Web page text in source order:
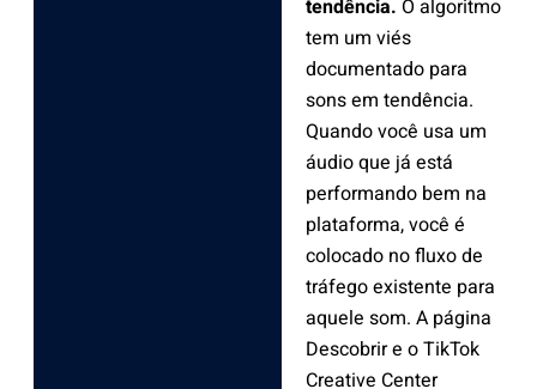
tendência. O algoritmo
tem um viés
documentado para
sons em tendência.
Quando você usa um
áudio que já está
performando bem na
plataforma, você é
colocado no fluxo de
tráfego existente para
aquele som. A página
Descobrir e o TikTok
Creative Center